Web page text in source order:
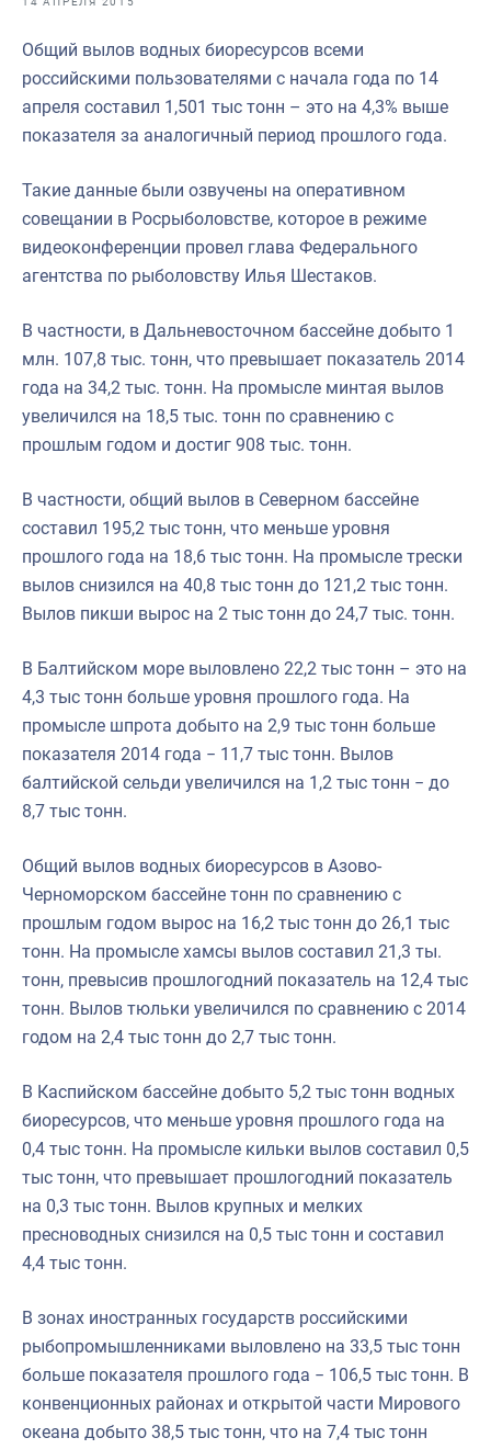
Выставки и конференции
Научно-практическая литература
Рыбоохрана России
Отрасль в цифрах
Инфографика
Общий вылов водных биоресурсов всеми
российскими пользователями с начала года по 14
апреля составил 1,501 тыс тонн – это на 4,3% выше
показателя за аналогичный период прошлого года.
Такие данные были озвучены на оперативном
совещании в Росрыболовстве, которое в режиме
видеоконференции провел глава Федерального
агентства по рыболовству Илья Шестаков.
В частности, в Дальневосточном бассейне добыто 1
млн. 107,8 тыс. тонн, что превышает показатель 2014
года на 34,2 тыс. тонн. На промысле минтая вылов
увеличился на 18,5 тыс. тонн по сравнению с
прошлым годом и достиг 908 тыс. тонн.
В частности, общий вылов в Северном бассейне
составил 195,2 тыс тонн, что меньше уровня
прошлого года на 18,6 тыс тонн. На промысле трески
вылов снизился на 40,8 тыс тонн до 121,2 тыс тонн.
Вылов пикши вырос на 2 тыс тонн до 24,7 тыс. тонн.
В Балтийском море выловлено 22,2 тыс тонн – это на
4,3 тыс тонн больше уровня прошлого года. На
промысле шпрота добыто на 2,9 тыс тонн больше
показателя 2014 года − 11,7 тыс тонн. Вылов
балтийской сельди увеличился на 1,2 тыс тонн − до
8,7 тыс тонн.
Общий вылов водных биоресурсов в Азово-
Черноморском бассейне тонн по сравнению с
прошлым годом вырос на 16,2 тыс тонн до 26,1 тыс
тонн. На промысле хамсы вылов составил 21,3 ты.
тонн, превысив прошлогодний показатель на 12,4 тыс
тонн. Вылов тюльки увеличился по сравнению с 2014
годом на 2,4 тыс тонн до 2,7 тыс тонн.
В Каспийском бассейне добыто 5,2 тыс тонн водных
биоресурсов, что меньше уровня прошлого года на
0,4 тыс тонн. На промысле кильки вылов составил 0,5
тыс тонн, что превышает прошлогодний показатель
на 0,3 тыс тонн. Вылов крупных и мелких
пресноводных снизился на 0,5 тыс тонн и составил
4,4 тыс тонн.
В зонах иностранных государств российскими
рыбопромышленниками выловлено на 33,5 тыс тонн
больше показателя прошлого года − 106,5 тыс тонн. В
конвенционных районах и открытой части Мирового
океана добыто 38,5 тыс тонн, что на 7,4 тыс тонн